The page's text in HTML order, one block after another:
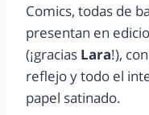
Comics, todas de
presentan en
(¡gracias Lara!),
reflejo y todo el
papel satinado.